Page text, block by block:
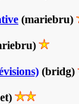
(mariebru)
(bridg)